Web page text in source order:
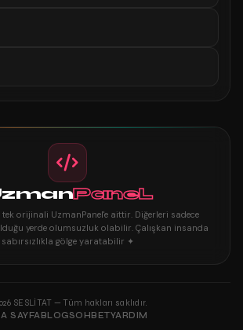
PaneL
tek orijinali UzmanPanel'e aittir. Diğerleri sadece
yerde olumsuzluk olabilir. Çalışkan insanda
sabırsızlıkla gölge yaratabilir ✦
SESLİTAT — Tüm hakları saklıdır.
SAYFABLOGSOHBETYARDIM